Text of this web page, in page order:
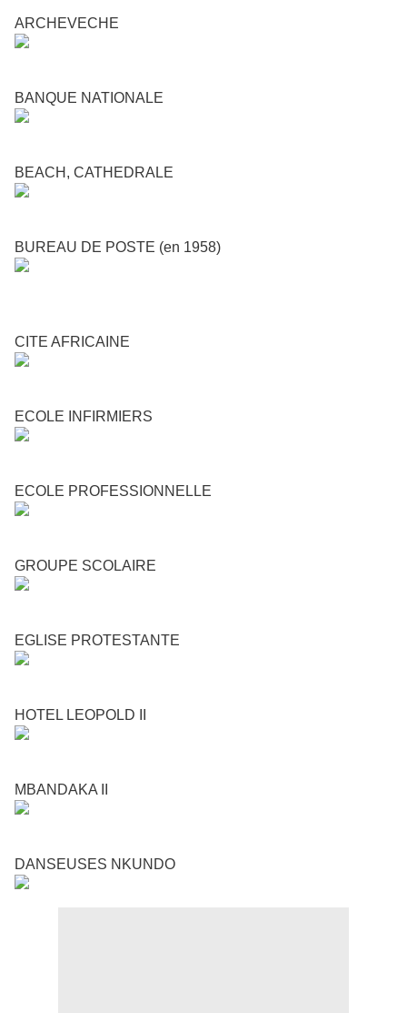
ARCHEVECHE
BANQUE NATIONALE
BEACH, CATHEDRALE
BUREAU DE POSTE (en 1958)
CITE AFRICAINE
ECOLE INFIRMIERS
ECOLE PROFESSIONNELLE
GROUPE SCOLAIRE
EGLISE PROTESTANTE
HOTEL LEOPOLD II
MBANDAKA II
DANSEUSES NKUNDO